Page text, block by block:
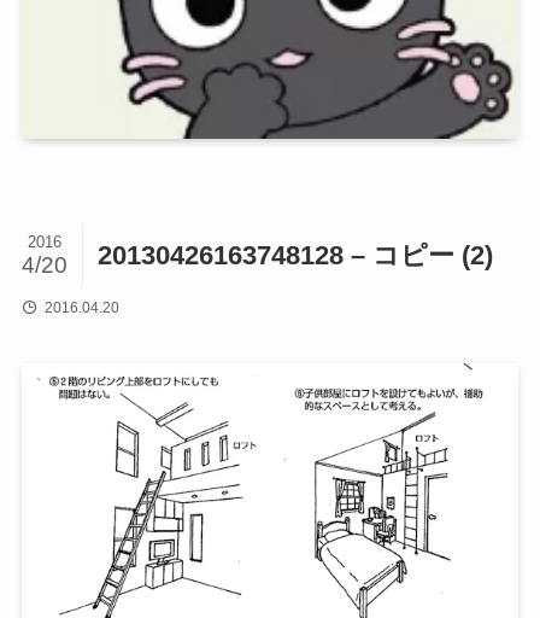
20130426163748128 – コピー (2)
2016
4/20
2016.04.20